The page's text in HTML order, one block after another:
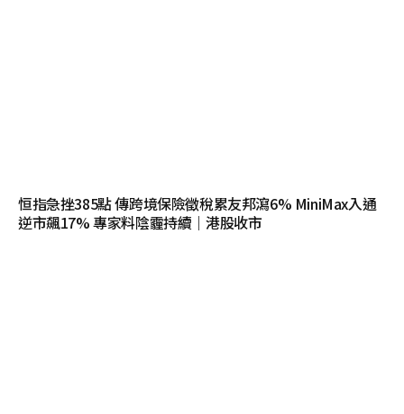
恒指急挫385點 傳跨境保險徵稅累友邦瀉6% MiniMax入通
逆市飆17% 專家料陰霾持續｜港股收市